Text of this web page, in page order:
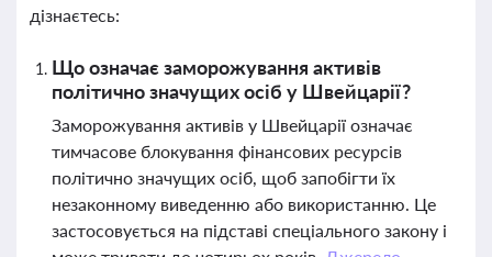
дізнаєтесь:
Що означає заморожування активів
політично значущих осіб у Швейцарії?
Заморожування активів у Швейцарії означає
тимчасове блокування фінансових ресурсів
політично значущих осіб, щоб запобігти їх
незаконному виведенню або використанню. Це
застосовується на підставі спеціального закону і